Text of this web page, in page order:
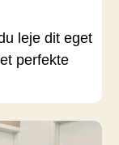
leje dit eget
perfekte